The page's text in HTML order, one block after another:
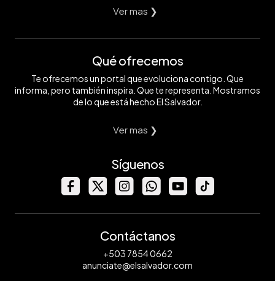
Ver mas ❯
Qué ofrecemos
Te ofrecemos un portal que evoluciona contigo. Que
informa, pero también inspira. Que te representa. Mostramos
de lo que está hecho El Salvador.
Ver mas ❯
Síguenos
Contáctanos
+503 7854 0662
anunciate@elsalvador.com